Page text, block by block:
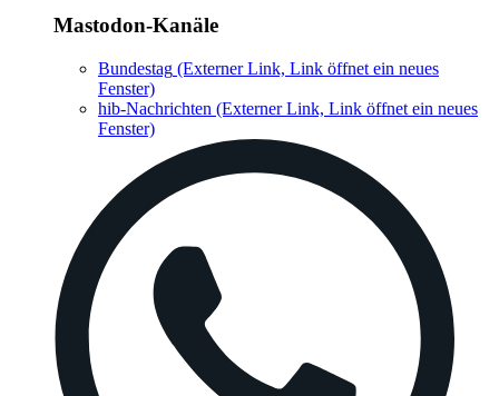
Mastodon-Kanäle
Bundestag (Externer Link, Link öffnet ein neues
Fenster)
hib-Nachrichten (Externer Link, Link öffnet ein neues
Fenster)